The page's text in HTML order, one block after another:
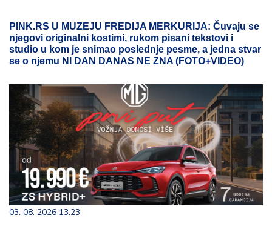
PINK.RS U MUZEJU FREDIJA MERKURIJA: Čuvaju se
njegovi originalni kostimi, rukom pisani tekstovi i
studio u kom je snimao poslednje pesme, a jedna stvar
se o njemu NI DAN DANAS NE ZNA (FOTO+VIDEO)
03. 08. 2026 13:23